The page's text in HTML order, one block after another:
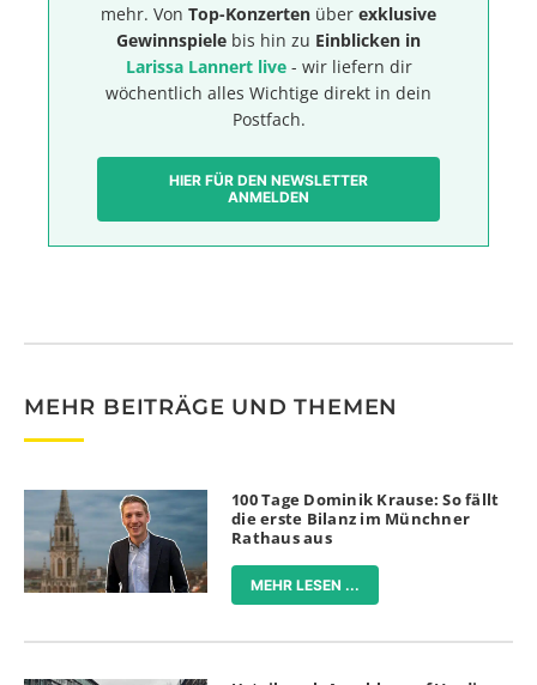
mehr. Von Top-Konzerten über exklusive
Gewinnspiele bis hin zu Einblicken in
Larissa Lannert live- wir liefern dir
wöchentlich alles Wichtige direkt in dein
Postfach.
HIER FÜR DEN NEWSLETTER
ANMELDEN
MEHR BEITRÄGE UND THEMEN
100 Tage Dominik Krause: So fällt
die erste Bilanz im Münchner
Rathaus aus
MEHR LESEN ...